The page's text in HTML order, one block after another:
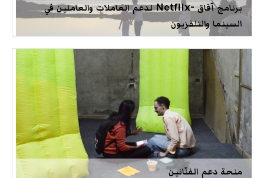
برنامج آفاق -Netflix لدعم العاملات والعاملين في
السينما والتلفزيون
منحة دعم الفنّانين